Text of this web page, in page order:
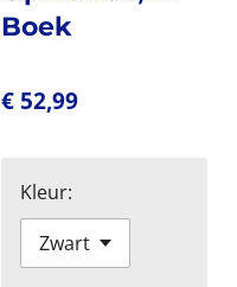
Boek
€ 52,99
Kleur: